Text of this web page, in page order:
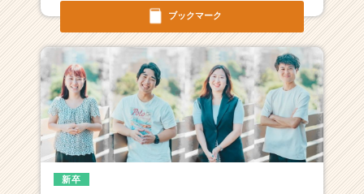
ブックマーク
新卒